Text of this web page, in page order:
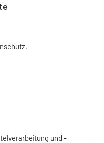
und -